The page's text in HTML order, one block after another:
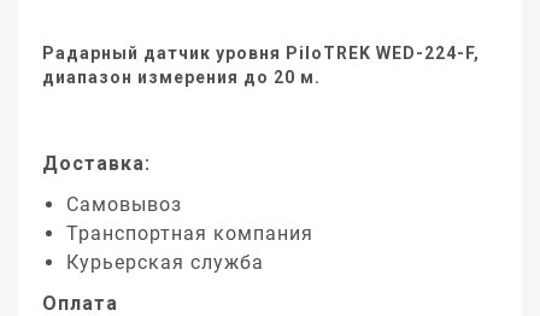
Радарный датчик уровня PiloTREK WED-224-F,
диапазон измерения до 20 м.
Доставка:
Самовывоз
Транспортная компания
Курьерская служба
Оплата